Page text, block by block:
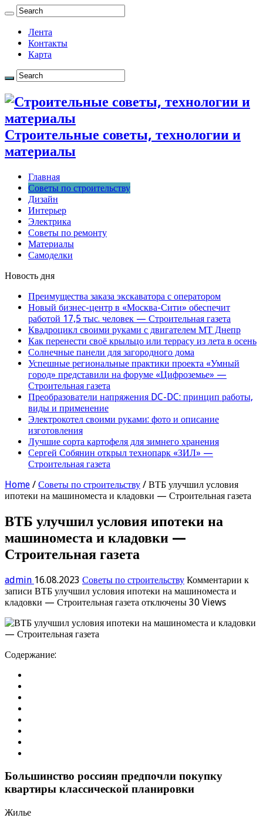
Лента
Контакты
Карта
Строительные советы, технологии и
материалы
Главная
Советы по строительству
Дизайн
Интерьер
Электрика
Советы по ремонту
Материалы
Самоделки
Новость дня
Преимущества заказа экскаватора с оператором
Новый бизнес-центр в «Москва-Сити» обеспечит
работой 17,5 тыс. человек — Строительная газета
Квадроцикл своими руками с двигателем МТ Днепр
Как перенести своё крыльцо или террасу из лета в осень
Солнечные панели для загородного дома
Успешные региональные практики проекта «Умный
город» представили на форуме «Цифроземье» —
Строительная газета
Преобразователи напряжения DC-DC: принцип работы,
виды и применение
Электрокотел своими руками: фото и описание
изготовления
Лучшие сорта картофеля для зимнего хранения
Сергей Собянин открыл технопарк «ЗИЛ» —
Строительная газета
Home / Советы по строительству / ВТБ улучшил условия
ипотеки на машиноместа и кладовки — Строительная газета
ВТБ улучшил условия ипотеки на
машиноместа и кладовки —
Строительная газета
admin 16.08.2023 Советы по строительству Комментарии к
записи ВТБ улучшил условия ипотеки на машиноместа и
кладовки — Строительная газета отключены 30 Views
Содержание:
Большинство россиян предпочли покупку
квартиры классической планировки
Жилье